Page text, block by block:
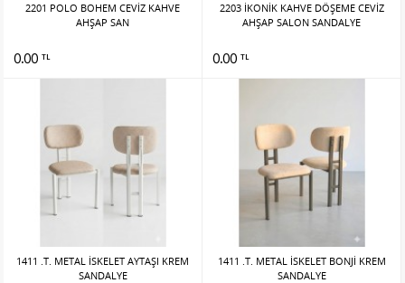
2201 POLO BOHEM CEVİZ KAHVE
AHŞAP SAN
0.00 TL
2203 İKONİK KAHVE DÖŞEME CEVİZ
AHŞAP SALON SANDALYE
0.00 TL
1411 .T. METAL İSKELET AYTAŞI KREM
SANDALYE
1411 .T. METAL İSKELET BONJİ KREM
SANDALYE